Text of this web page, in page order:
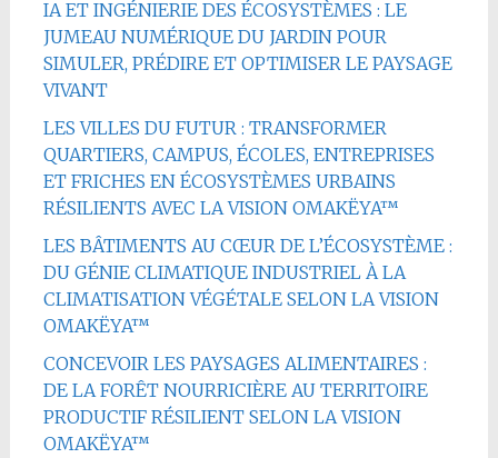
IA ET INGÉNIERIE DES ÉCOSYSTÈMES : LE
JUMEAU NUMÉRIQUE DU JARDIN POUR
SIMULER, PRÉDIRE ET OPTIMISER LE PAYSAGE
VIVANT
LES VILLES DU FUTUR : TRANSFORMER
QUARTIERS, CAMPUS, ÉCOLES, ENTREPRISES
ET FRICHES EN ÉCOSYSTÈMES URBAINS
RÉSILIENTS AVEC LA VISION OMAKËYA™
LES BÂTIMENTS AU CŒUR DE L’ÉCOSYSTÈME :
DU GÉNIE CLIMATIQUE INDUSTRIEL À LA
CLIMATISATION VÉGÉTALE SELON LA VISION
OMAKËYA™
CONCEVOIR LES PAYSAGES ALIMENTAIRES :
DE LA FORÊT NOURRICIÈRE AU TERRITOIRE
PRODUCTIF RÉSILIENT SELON LA VISION
OMAKËYA™